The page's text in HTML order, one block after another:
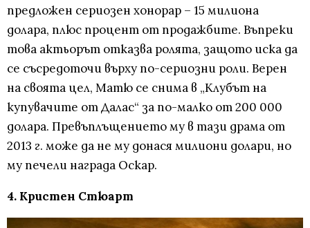
предложен сериозен хонорар – 15 милиона
долара, плюс процент от продажбите. Въпреки
това актьорът отказва ролята, защото иска да
се съсредоточи върху по-сериозни роли. Верен
на своята цел, Матю се снима в „Клубът на
купувачите от Далас“ за по-малко от 200 000
долара. Превъплъщението му в тази драма от
2013 г. може да не му донася милиони долари, но
му печели награда Оскар.
4. Кристен Стюарт